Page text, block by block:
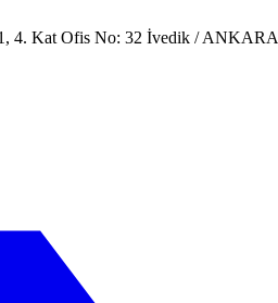
4. Kat Ofis No: 32 İvedik / ANKARA